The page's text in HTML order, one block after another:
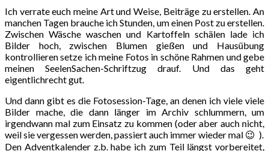
Ich verrate euch meine Art und Weise, Beiträge zu erstellen. An
manchen Tagen brauche ich Stunden, um einen Post zu erstellen.
Zwischen Wäsche waschen und Kartoffeln schälen lade ich
Bilder hoch, zwischen Blumen gießen und Hausübung
kontrollieren setze ich meine Fotos in schöne Rahmen und gebe
meinen SeelenSachen-Schriftzug drauf. Und das geht
eigentlichrecht gut.
Und dann gibt es die Fotosession-Tage, an denen ich viele viele
Bilder mache, die dann länger im Archiv schlummern, um
irgendwann mal zum Einsatz zu kommen (oder aber auch nicht,
weil sie vergessen werden, passiert auch immer wieder mal 😉 ).
Den Adventkalender z.b. habe ich zum Teil längst vorbereitet,